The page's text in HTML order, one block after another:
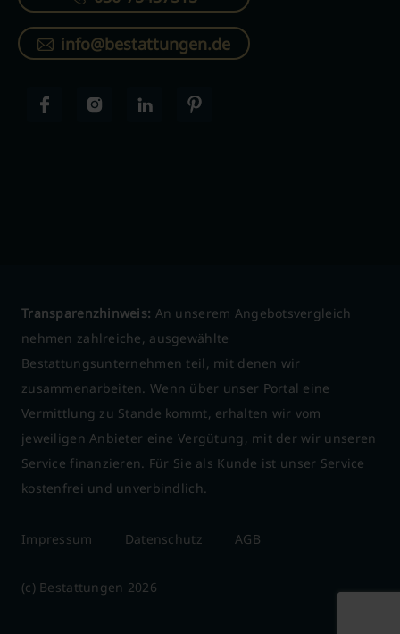
info@bestattungen.de
Transparenzhinweis: An unserem Angebotsvergleich
nehmen zahlreiche, ausgewählte
Bestattungsunternehmen teil, mit denen wir
zusammenarbeiten. Wenn über unser Portal eine
Vermittlung zu Stande kommt, erhalten wir vom
jeweiligen Anbieter eine Vergütung, mit der wir unseren
Service finanzieren. Für Sie als Kunde ist unser Service
kostenfrei und unverbindlich.
Impressum Datenschutz AGB
(c) Bestattungen 2026